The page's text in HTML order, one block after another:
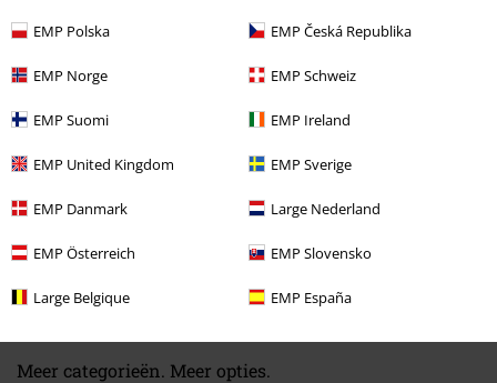
EMP Polska EMP Česká Republika
EMP Norge EMP Schweiz
EMP Suomi EMP Ireland
EMP United Kingdom EMP Sverige
EMP Danmark Large Nederland
EMP Österreich EMP Slovensko
Large Belgique EMP España
Laatst bezocht
Adviesprijs€ 159,99
Meer categorieën. Meer opties.